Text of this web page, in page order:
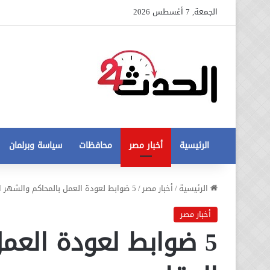
الجمعة, 7 أغسطس 2026
الرئيسية أخبار مصر محافظات سياسة وبرلمان
الرئيسية/أخبار مصر/5 ضوابط لعودة العمل بالمحاكم والشهر العقارى
أخبار مصر
5 ضوابط لعودة
عاجل
أزمة
مخالفات
عاجل تطورات جديدة في